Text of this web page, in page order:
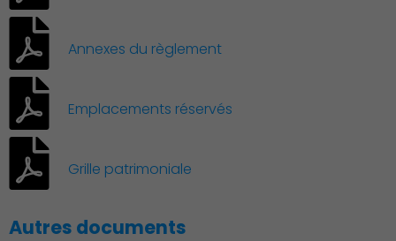
Annexes du règlement
Emplacements réservés
Grille patrimoniale
Autres documents